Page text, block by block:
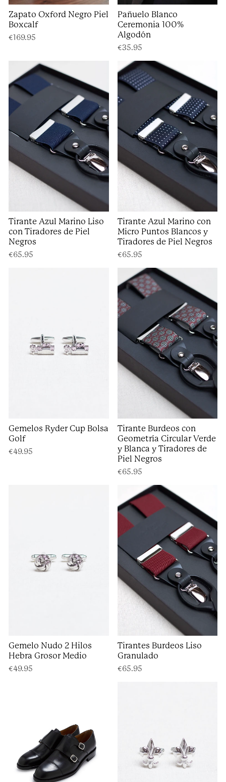
Zapato Oxford Negro Piel
Boxcalf
€169.95
Pañuelo Blanco
Ceremonia 100%
Algodón
€35.95
Tirante Azul Marino Liso
con Tiradores de Piel
Negros
€65.95
Tirante Azul Marino con
Micro Puntos Blancos y
Tiradores de Piel Negros
€65.95
Gemelos Ryder Cup Bolsa
Golf
€49.95
Tirante Burdeos con
Geometría Circular Verde
y Blanca y Tiradores de
Piel Negros
€65.95
Gemelo Nudo 2 Hilos
Hebra Grosor Medio
€49.95
Tirantes Burdeos Liso
Granulado
€65.95